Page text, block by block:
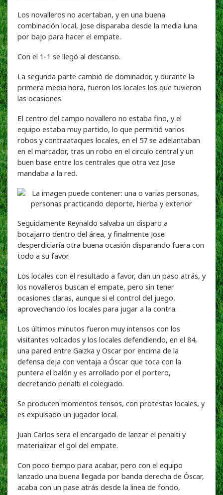
Los novalleros no acertaban, y en una buena
combinación local, Jose disparaba desde la media luna
por bajo para hacer el empate.
Con el 1-1 se llegó al descanso.
La segunda parte cambió de dominador, y durante la
primera media hora, fueron los locales los que tuvieron
las ocasiones.
El centro del campo novallero no estaba fino, y el
equipo estaba muy partido, lo que permitió varios
robos y contraataques locales, en el 57 se adelantaban
en el marcador, tras un robo en el circulo central y un
buen base entre los centrales que otra vez Jose
mandaba a la red.
Seguidamente Reynaldo salvaba un disparo a
bocajarro dentro del área, y finalmente Jose
desperdiciaría otra buena ocasión disparando fuera con
todo a su favor.
Los locales con el resultado a favor, dan un paso atrás, y
los novalleros buscan el empate, pero sin tener
ocasiones claras, aunque si el control del juego,
aprovechando los locales para jugar a la contra.
Los últimos minutos fueron muy intensos con los
visitantes volcados y los locales defendiendo, en el 84,
una pared entre Gaizka y Oscar por encima de la
defensa deja con ventaja a Óscar que toca con la
puntera el balón y es arrollado por el portero,
decretando penalti el colegiado.
Se producen momentos tensos, con protestas locales, y
es expulsado un jugador local.
Juan Carlos sera el encargado de lanzar el penalti y
materializar el gol del empate.
Con poco tiempo para acabar, pero con el equipo
lanzado una buena llegada por banda derecha de Óscar,
acaba con un pase atrás desde la linea de fondo,